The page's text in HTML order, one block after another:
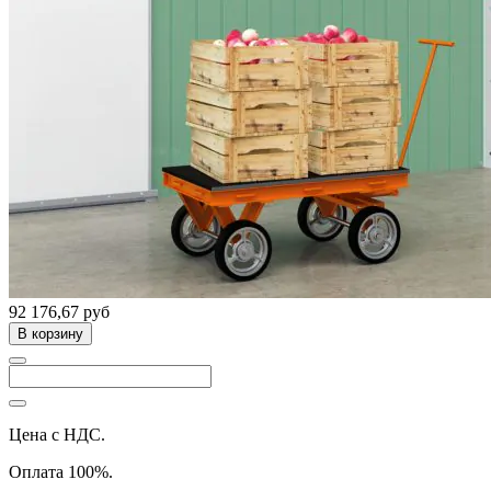
92 176,67 руб
В корзину
Цена с НДС.
Оплата 100%.